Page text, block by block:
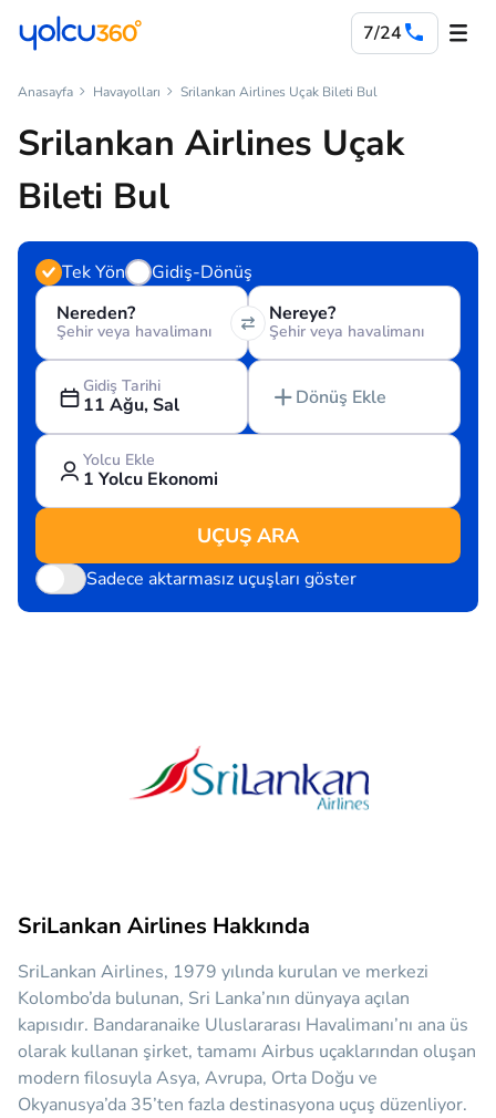
7/24
Anasayfa Havayolları Srilankan Airlines Uçak Bileti Bul
Srilankan Airlines Uçak
Bileti Bul
Tek Yön
Gidiş-Dönüş
Nereden?
Şehir veya havalimanı
Nereye?
Şehir veya havalimanı
Gidiş Tarihi
11 Ağu, Sal Dönüş Ekle
Yolcu Ekle
1 Yolcu Ekonomi
UÇUŞ ARA
Sadece aktarmasız uçuşları göster
SriLankan Airlines Hakkında
SriLankan Airlines, 1979 yılında kurulan ve merkezi
Kolombo’da bulunan, Sri Lanka’nın dünyaya açılan
kapısıdır. Bandaranaike Uluslararası Havalimanı’nı ana üs
olarak kullanan şirket, tamamı Airbus uçaklarından oluşan
modern filosuyla Asya, Avrupa, Orta Doğu ve
Okyanusya’da 35’ten fazla destinasyona uçuş düzenliyor.